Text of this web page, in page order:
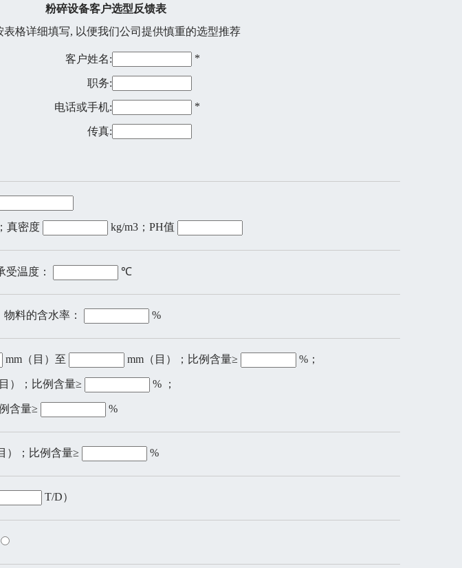
粉碎设备客户选型反馈表
表格详细填写, 以便我们公司提供慎重的选型推荐
客户姓名: *
职务:
电话或手机: *
传真:
真密度 kg/m3；PH值
温度： ℃
物料的含水率： %
mm（目）至 mm（目）；比例含量≥ %；
）；比例含量≥ % ；
含量≥ %
）；比例含量≥ %
T/D）